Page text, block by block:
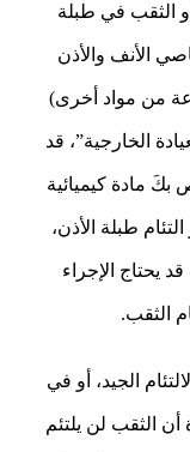
أو الثقب في طبلة
الأنف والأذن
من مواد أخرى)
الخارجية”، قد
بكَ مادة كيميائية
طبلة الأذن،
يحتاج الإجراء
الثقب.
الجيد، أو في
أن الثقب لن يلتئم